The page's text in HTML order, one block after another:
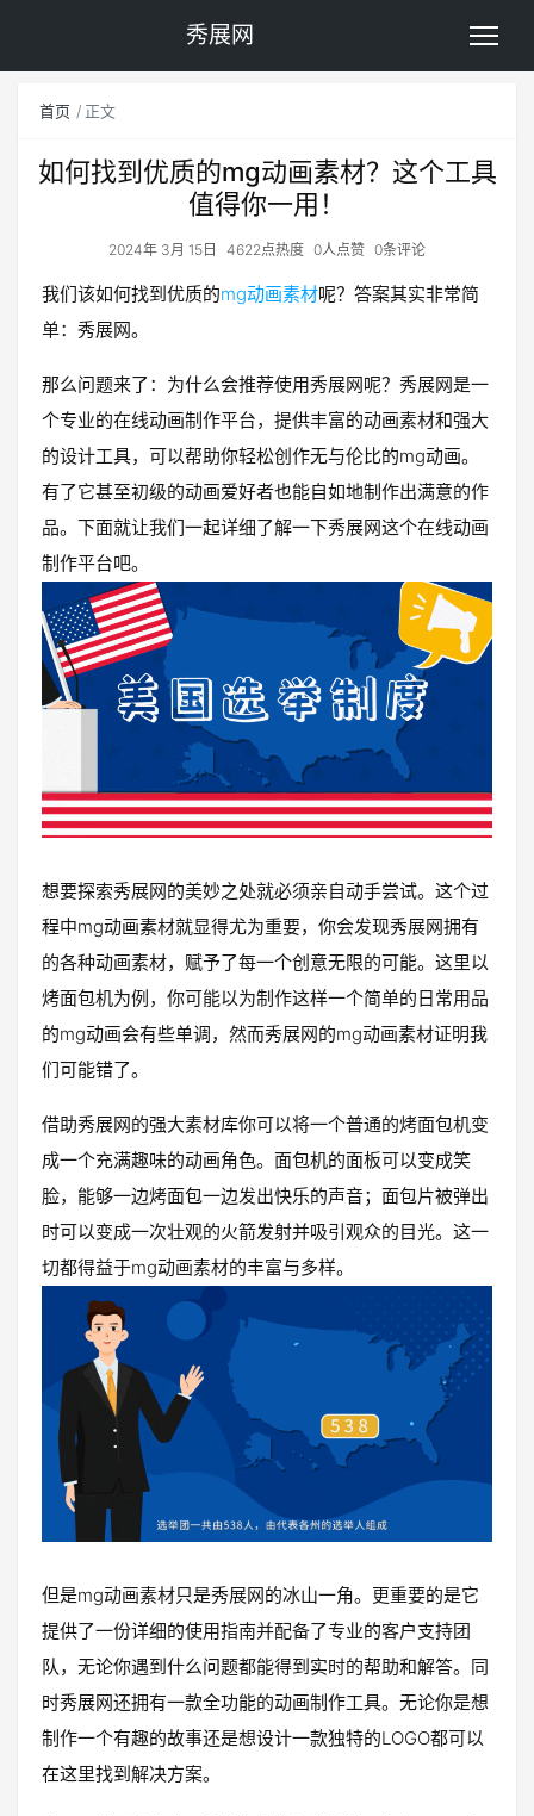
秀展网
首页 正文
如何找到优质的mg动画素材？这个工具
值得你一用！
2024年 3月 15日 4622点热度 0人点赞 0条评论
我们该如何找到优质的mg动画素材呢？答案其实非常简
单：秀展网。
那么问题来了：为什么会推荐使用秀展网呢？秀展网是一
个专业的在线动画制作平台，提供丰富的动画素材和强大
的设计工具，可以帮助你轻松创作无与伦比的mg动画。
有了它甚至初级的动画爱好者也能自如地制作出满意的作
品。下面就让我们一起详细了解一下秀展网这个在线动画
制作平台吧。
想要探索秀展网的美妙之处就必须亲自动手尝试。这个过
程中mg动画素材就显得尤为重要，你会发现秀展网拥有
的各种动画素材，赋予了每一个创意无限的可能。这里以
烤面包机为例，你可能以为制作这样一个简单的日常用品
的mg动画会有些单调，然而秀展网的mg动画素材证明我
们可能错了。
借助秀展网的强大素材库你可以将一个普通的烤面包机变
成一个充满趣味的动画角色。面包机的面板可以变成笑
脸，能够一边烤面包一边发出快乐的声音；面包片被弹出
时可以变成一次壮观的火箭发射并吸引观众的目光。这一
切都得益于mg动画素材的丰富与多样。
但是mg动画素材只是秀展网的冰山一角。更重要的是它
提供了一份详细的使用指南并配备了专业的客户支持团
队，无论你遇到什么问题都能得到实时的帮助和解答。同
时秀展网还拥有一款全功能的动画制作工具。无论你是想
制作一个有趣的故事还是想设计一款独特的LOGO都可以
在这里找到解决方案。